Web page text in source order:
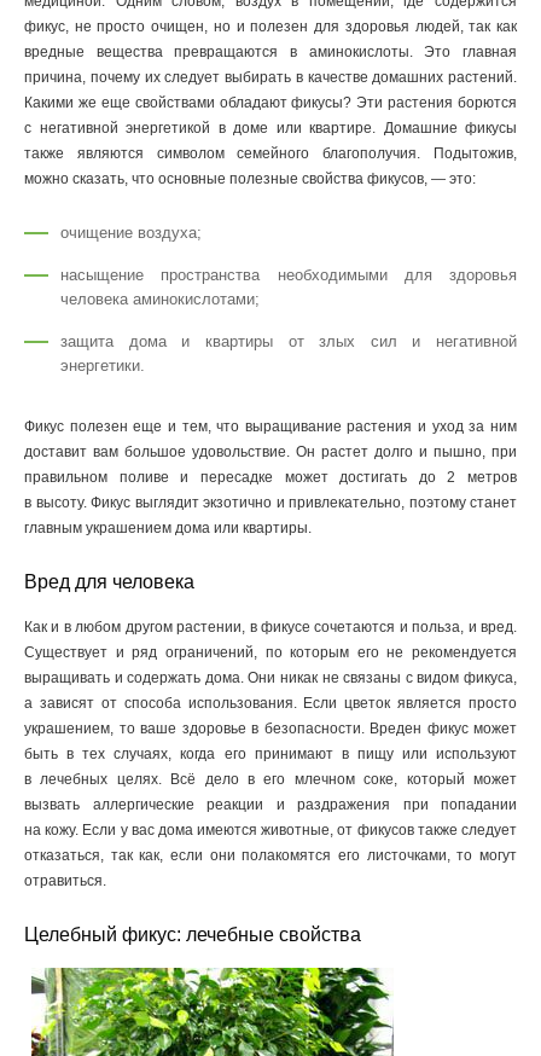
фикус, не просто очищен, но и полезен для здоровья людей, так как
вредные вещества превращаются в аминокислоты. Это главная
причина, почему их следует выбирать в качестве домашних растений.
Какими же еще свойствами обладают фикусы? Эти растения борются
с негативной энергетикой в доме или квартире. Домашние фикусы
также являются символом семейного благополучия. Подытожив,
можно сказать, что основные полезные свойства фикусов, — это:
очищение воздуха;
насыщение пространства необходимыми для здоровья
человека аминокислотами;
защита дома и квартиры от злых сил и негативной
энергетики.
Фикус полезен еще и тем, что выращивание растения и уход за ним
доставит вам большое удовольствие. Он растет долго и пышно, при
правильном поливе и пересадке может достигать до 2 метров
в высоту. Фикус выглядит экзотично и привлекательно, поэтому станет
главным украшением дома или квартиры.
Вред для человека
Как и в любом другом растении, в фикусе сочетаются и польза, и вред.
Существует и ряд ограничений, по которым его не рекомендуется
выращивать и содержать дома. Они никак не связаны с видом фикуса,
а зависят от способа использования. Если цветок является просто
украшением, то ваше здоровье в безопасности. Вреден фикус может
быть в тех случаях, когда его принимают в пищу или используют
в лечебных целях. Всё дело в его млечном соке, который может
вызвать аллергические реакции и раздражения при попадании
на кожу. Если у вас дома имеются животные, от фикусов также следует
отказаться, так как, если они полакомятся его листочками, то могут
отравиться.
Целебный фикус: лечебные свойства